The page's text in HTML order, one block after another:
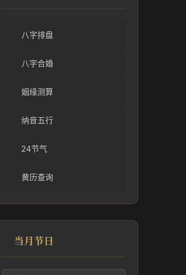
八字排盘
八字合婚
姻缘测算
纳音五行
24节气
黄历查询
当月节日